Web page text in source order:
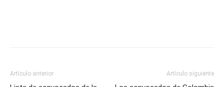
Artículo anterior Artículo siguiente